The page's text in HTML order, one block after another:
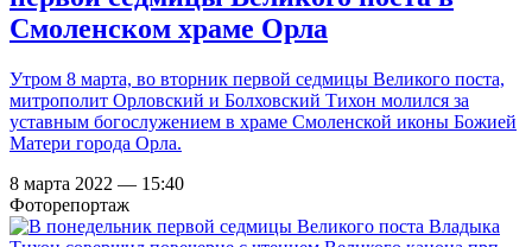
Смоленском храме Орла
Утром 8 марта, во вторник первой седмицы Великого поста,
митрополит Орловский и Болховский Тихон молился за
уставным богослужением в храме Смоленской иконы Божией
Матери города Орла.
8 марта 2022 — 15:40
Фоторепортаж